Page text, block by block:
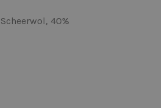
40%